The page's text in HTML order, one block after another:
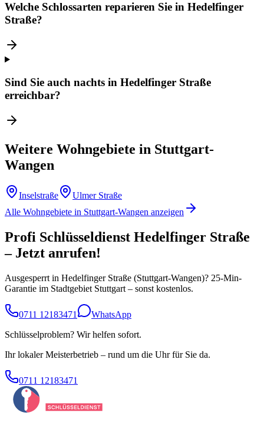
Welche Schlossarten reparieren Sie in Hedelfinger
Straße?
Sind Sie auch nachts in Hedelfinger Straße
erreichbar?
Weitere Wohngebiete in Stuttgart-
Wangen
Inselstraße
Ulmer Straße
Alle Wohngebiete in Stuttgart-Wangen anzeigen
Profi Schlüsseldienst Hedelfinger Straße
– Jetzt anrufen!
Ausgesperrt in Hedelfinger Straße (Stuttgart-Wangen)? 25-Min-
Garantie im Stadtgebiet Stuttgart – sonst kostenlos.
0711 12183471
WhatsApp
Schlüsselproblem? Wir helfen sofort.
Ihr lokaler Meisterbetrieb – rund um die Uhr für Sie da.
0711 12183471